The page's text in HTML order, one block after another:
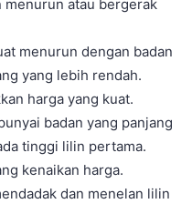
menurun atau bergerak
menurun dengan badan
yang lebih rendah.
harga yang kuat.
badan yang panjang
tinggi lilin pertama.
kenaikan harga.
dan menelan lilin